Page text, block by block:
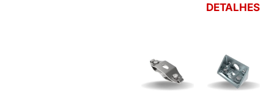
DETALHES